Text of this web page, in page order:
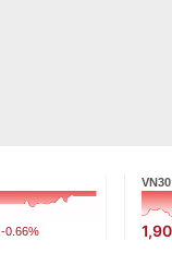
-0.66%
VN30